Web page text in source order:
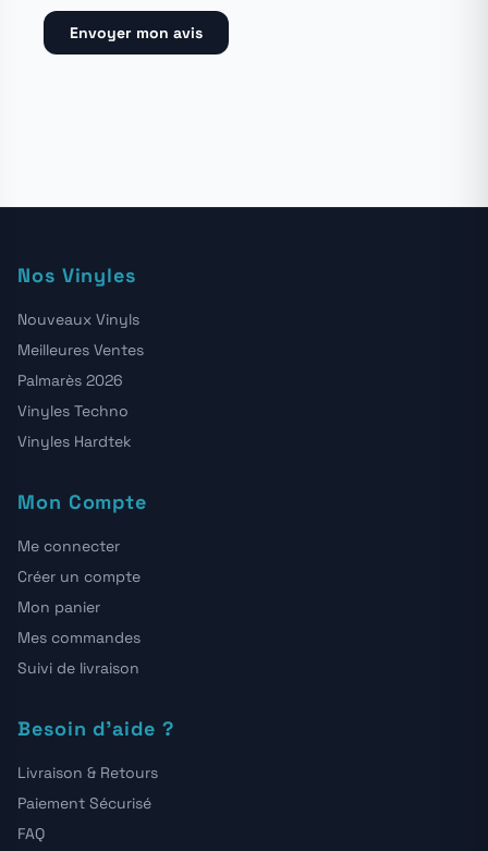
Envoyer mon avis
Nos Vinyles
Nouveaux Vinyls
Meilleures Ventes
Palmarès 2026
Vinyles Techno
Vinyles Hardtek
Mon Compte
Me connecter
Créer un compte
Mon panier
Mes commandes
Suivi de livraison
Besoin d'aide ?
Livraison & Retours
Paiement Sécurisé
FAQ